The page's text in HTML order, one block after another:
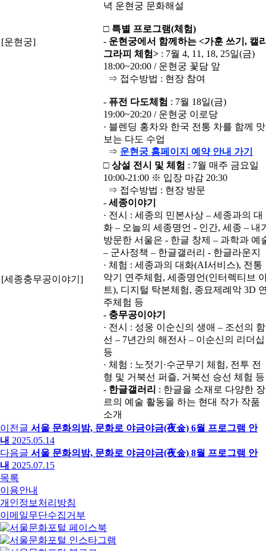
[운현궁]
녁 운현궁 문화해설
□ 특별 프로그램(체험)
- 운현궁에서 함께하는 <가훈 쓰기 , 캘
그라피 체험> : 7월 4, 11, 18, 25일(금)
18:00~20:00 / 운현궁 꽃담 앞
⇒ 접수방법 : 현장 참여
- 퓨전 다도체험 : 7월 18일(금)
19:00~20:20 / 운현궁 이로당
· 블렌딩 홍차와 한국 전통 차를 함께 맛
보는 다도 수업
⇒ 운현궁 홈페이지 예약 안내 가기
[세종충무공이야기]
□ 상설 전시 및 체험 : 7월 매주 금요일
10:00-21:00 ※ 입장 마감 20:30
⇒ 접수방법 : 현장 방문
- 세종이야기
· 전시 : 세종의 민본사상 – 세종과의 대
화 – 오늘의 세종명언 - 인간, 세종 – 내
방문한 서울은 - 한글 창제 – 과학과 예
– 군사정책 – 한글갤러리 - 한글라운지
· 체험 : 세종과의 대화(AI서비스), 전통
악기 연주체험, 세종명언(인터렉티브
트), 디지털 탁본체험, 종묘제례악 3D
주체험 등
- 충무공이야기
· 전시 : 성웅 이순신의 생애 – 조선의 함
선 – 7년간의 해전사 – 이순신의 리더십
등
· 체험 : 노젓기·수군무기 체험, 전투 전
형 및 거북선 퍼즐, 거북선 승선 체험 등
- 한글갤러리 : 한글을 소재로 다양한 장
르의 예술 활동을 하는 현대 작가 작품
소개
이전글 서울 문화의밤, 문화로 야금야금(夜金) 6월 프로그램 안
내 2025.05.14
다음글 서울 문화의밤, 문화로 야금야금(夜金) 8월 프로그램 안
내 2025.07.15
목록
이용안내
개인정보처리방침
이메일무단수집거부